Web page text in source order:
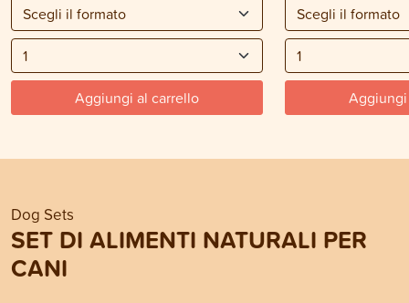
Aggiungi al carrello
Dog Sets
SET DI ALIMENTI NATURALI PER
CANI